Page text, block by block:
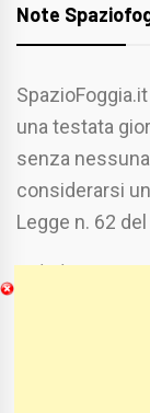
Note
una testata
senza
considerarsi
Legge n. 62
Chi Siamo